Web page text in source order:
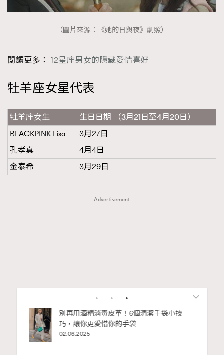
（圖片來源：《她的日與夜》劇照）
閲讀更多： 12星座男女的隱藏愛情喜好
牡羊座女星代表
牡羊座女生
生日日期 （3月21日至4月20日）
BLACKPINK Lisa
3月27日
孔孝真
4月4日
金泰希
3月29日
Advertisement